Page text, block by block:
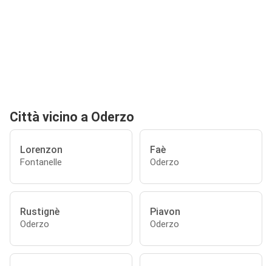
Città vicino a Oderzo
Lorenzon
Fontanelle
Faè
Oderzo
Rustignè
Oderzo
Piavon
Oderzo